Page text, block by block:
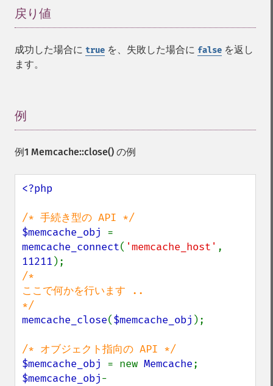
戻り値
成功した場合に true を、失敗した場合に false を返し
ます。
例
例1 Memcache::close() の例
<?php
$memcache_obj
memcache_connect( 'memcache_host'
11211
/*
ここで何かを行います ..
memcache_close($memcache_obj );
$memcache_obj = new Memcache
$memcache_obj-